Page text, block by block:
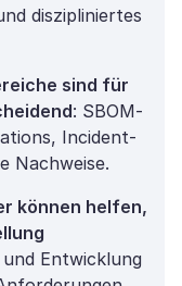
diszipliniertes
sind für
: SBOM-
Incident-
Nachweise.
können helfen,
Entwicklung